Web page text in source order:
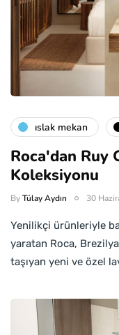
islak mekan
Roca'dan Ruy
Koleksiyonu
ByTülay Aydın 30
Yenilikçi ürünleriyle
yaratan Roca,
taşıyan yeni ve özel